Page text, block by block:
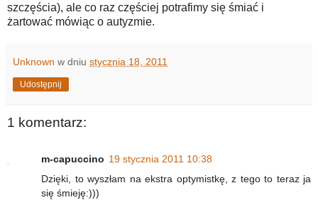
szczęścia), ale co raz częściej potrafimy się śmiać i
żartować mówiąc o autyzmie.
Unknown w dniu stycznia 18, 2011
Udostępnij
1 komentarz:
m-capuccino 19 stycznia 2011 10:38
Dzięki, to wyszłam na ekstra optymistkę, z tego to teraz ja
się śmieję:)))